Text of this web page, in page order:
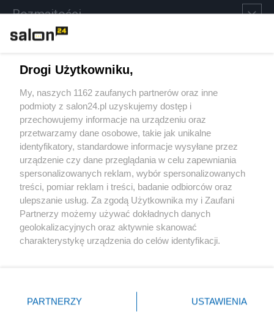
Rozmaitości
Sport
Społeczeństwo
Kultura
X Facebook Instagram Youtube
Drogi Użytkowniku,
My, naszych 1162 zaufanych partnerów oraz inne
podmioty z salon24.pl uzyskujemy dostęp i
przechowujemy informacje na urządzeniu oraz
przetwarzamy dane osobowe, takie jak unikalne
identyfikatory, standardowe informacje wysyłane przez
urządzenie czy dane przeglądania w celu zapewniania
spersonalizowanych reklam, wybór spersonalizowanych
treści, pomiar reklam i treści, badanie odbiorców oraz
ulepszanie usług. Za zgodą Użytkownika my i Zaufani
Partnerzy możemy używać dokładnych danych
geolokalizacyjnych oraz aktywnie skanować
charakterystykę urządzenia do celów identyfikacji.
zmienić/wycofać klikając przycisk ustawień prywatności
znajdujący się w lewym dolnym rogu strony
PARTNERZY USTAWIENIA